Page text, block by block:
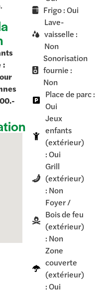
:
Frigo : Oui
Lave-
vaisselle :
Non
Sonorisation
fournie :
Non
Place de parc :
Oui
Jeux
enfants
(extérieur)
: Oui
Grill
(extérieur)
: Non
Foyer /
Bois de feu
(extérieur)
: Non
Zone
couverte
(extérieur)
: Oui